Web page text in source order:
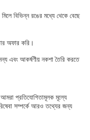
বিভিন্ন রঙের মধ্যে থেকে বেছে
অফার করি।
এবং আকর্ষণীয় নকশা তৈরি করতে
আমরা প্রতিযোগিতামূলক মূল্যে
সম্পর্কে আরও তথ্যের জন্য